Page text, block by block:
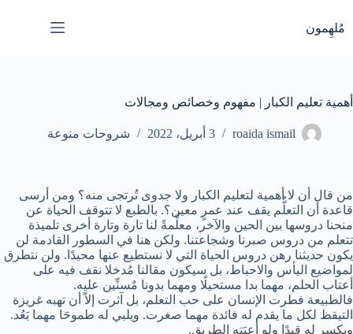
إلى
المحتوى
مُلهِمون
أهمية تعليم الكبار | مفهوم وخصائص ومجالات
roaida ismail 3 أبريل، 2022 شروحات منوعة
من قال أن لا أهمية لتعليم الكبار ولا جدوى تُرتجى منه؟ ومن أرسى
قاعدة أن التعلُّم يقف عند عمرٍ معين؟. بالطبع لا تتوقف الحياة عن
منحنا دروسها بين الحين والآخر، معلِّمةً لنا تارة وتارة أخرى تلميذة
تتعلم من دروس صبرنا وشجاعتنا. ولكن هنا في السطور القادمة لن
يكون حديثنا رهن دروس الحياة التي لا نستطيع عنها محيدًا. ولن نتطرق
لمواضيع اليأس والاحباط، بل سيكون مقالنا مُدخلا نقف فيه على
أعتاب الحلم، مهما بدا مستحيلًا ومهما بدونا مٌسنِّين عليه.
فالطبيعة فطرت الإنسان على حب التعلم، بل آثرت إلاّ أن تهبه غريزة
التيقظ لكل ما يقدم له فائدة مهما صغرت. ويلبي له طموحَا مهما بَعُد.
ويكسر له قيدًا ولو أعيَته الطريق.